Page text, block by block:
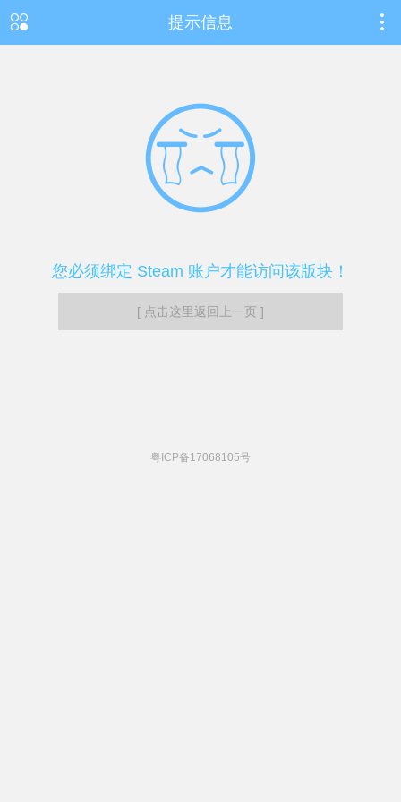
提示信息
您必须绑定 Steam 账户才能访问该版块！
[ 点击这里返回上一页 ]
粤ICP备17068105号